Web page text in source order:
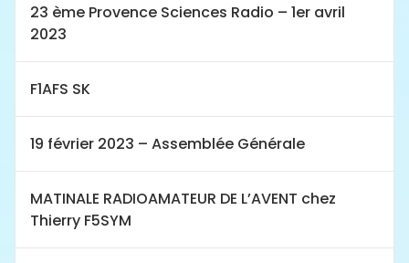
23 ème Provence Sciences Radio – 1er avril
2023
F1AFS SK
19 février 2023 – Assemblée Générale
MATINALE RADIOAMATEUR DE L’AVENT chez
Thierry F5SYM